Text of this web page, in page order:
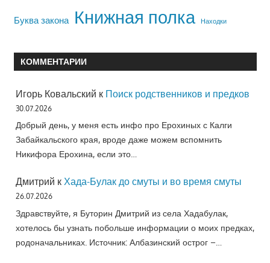
Буква закона Книжная полка Находки
КОММЕНТАРИИ
Игорь Ковальский к Поиск родственников и предков
30.07.2026
Добрый день, у меня есть инфо про Ерохиных с Калги
Забайкальского края, вроде даже можем вспомнить
Никифора Ерохина, если это…
Дмитрий к Хада-Булак до смуты и во время смуты
26.07.2026
Здравствуйте, я Буторин Дмитрий из села Хадабулак,
хотелось бы узнать побольше информации о моих предках,
родоначальниках. Источник: Албазинский острог –…